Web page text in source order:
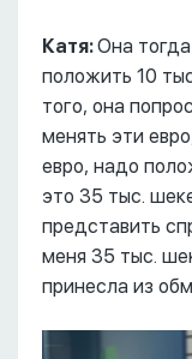
Катя:Она
положить 10
того, она
менять эти
евро, надо
это 35 тыс.
представить
меня 35 тыс.
принесла из